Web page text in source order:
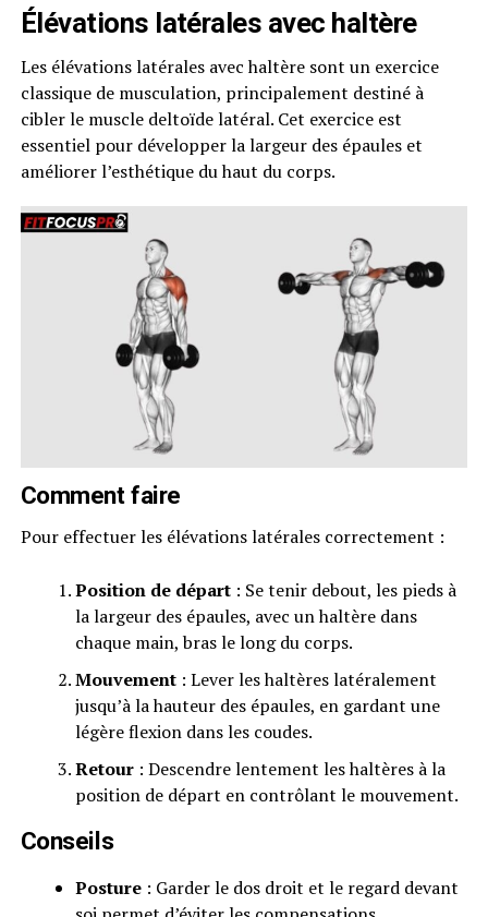
Élévations latérales avec haltère
Les élévations latérales avec haltère sont un exercice
classique de musculation, principalement destiné à
cibler le muscle deltoïde latéral. Cet exercice est
essentiel pour développer la largeur des épaules et
améliorer l’esthétique du haut du corps.
Comment faire
Pour effectuer les élévations latérales correctement :
Position de départ: Se tenir debout, les pieds à
la largeur des épaules, avec un haltère dans
chaque main, bras le long du corps.
Mouvement: Lever les haltères latéralement
jusqu’à la hauteur des épaules, en gardant une
légère flexion dans les coudes.
Retour: Descendre lentement les haltères à la
position de départ en contrôlant le mouvement.
Conseils
Posture: Garder le dos droit et le regard devant